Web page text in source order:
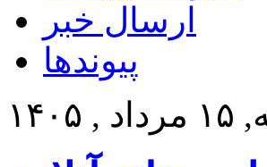
ارسال خبر
پیوندها